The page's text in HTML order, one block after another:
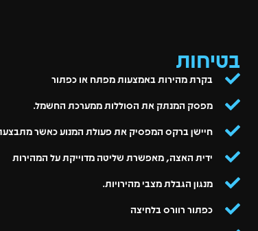
בטיחות
בקרת מהירות באמצעות מפתח או כפתור
מפסק המנתק את הסוללות ממערכת החשמל.
חיישן ברקס המפסיק את פעולת המנוע כאשר
ידית האצה, מאפשרת שליטה מדוייקת על המהירות
מנגון הגבלת מצבי מהירויות.
כפתור רוורס בלחיצה